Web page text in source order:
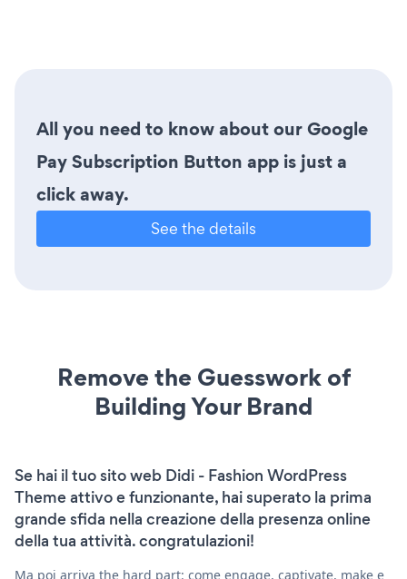
All you need to know about our Google
Pay Subscription Button app is just a
click away.
See the details
Remove the Guesswork of
Building Your Brand
Se hai il tuo sito web Didi - Fashion WordPress
Theme attivo e funzionante, hai superato la prima
grande sfida nella creazione della presenza online
della tua attività. congratulazioni!
Ma poi arriva the hard part: come engage, captivate, make e